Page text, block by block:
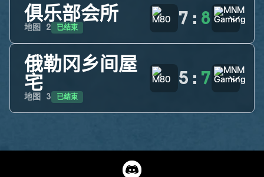
俱乐部会所
地图 2 已结束 7 : 8
俄勒冈乡间屋
宅
地图 3 已结束
5 : 7